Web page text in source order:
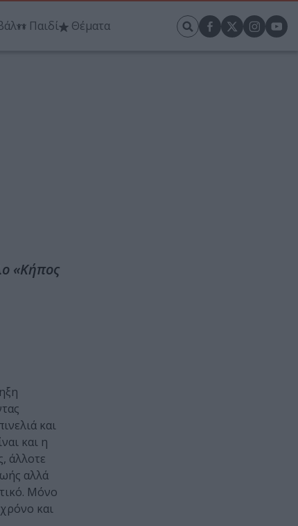
Παιδί Θέματα
«Κήπος
και
και η
άλλοτε
αλλά
Μόνο
και